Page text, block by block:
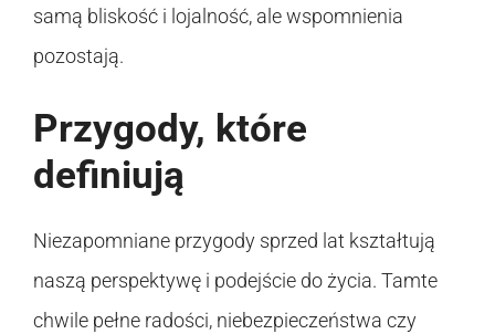
samą bliskość i lojalność, ale wspomnienia
pozostają.
Przygody, które
definiują
Niezapomniane przygody sprzed lat kształtują
naszą perspektywę i podejście do życia. Tamte
chwile pełne radości, niebezpieczeństwa czy